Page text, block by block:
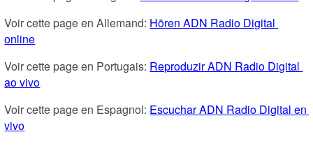
Voir cette page en Allemand: Hören ADN Radio Digital
online
Voir cette page en Portugais: Reproduzir ADN Radio Digital
ao vivo
Voir cette page en Espagnol: Escuchar ADN Radio Digital en
vivo